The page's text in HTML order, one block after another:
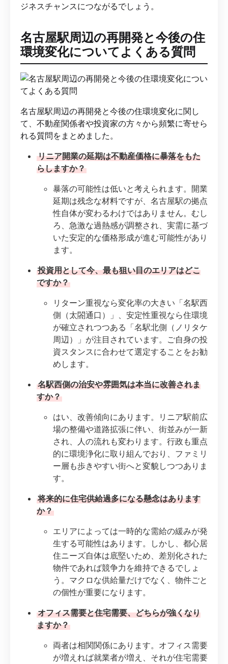
ジネスチャンスにつながるでしょう。
名古屋駅周辺の再開発と今後の住
環境変化についてよくある質問
名古屋駅周辺の再開発と今後の住環境変化に関し
て、不動産関係者や投資家の方々から頻繁に寄せら
れる質問をまとめました。
リニア開業の延期は不動産価格に暴落をもた
らしますか？
暴落の可能性は低いと考えられます。開業
延期は残念な材料ですが、名古屋駅の拠点
性自体が変わるわけではありません。むし
ろ、急激な過熱感が調整され、実需に基づ
いた安定的な価格形成が進む可能性があり
ます。
投資用として今、最も狙い目のエリアはどこ
ですか？
リターン重視なら変化率の大きい「名駅西
側（太閤通口）」、安定性重視なら住環境
が確立されつつある「名駅北側（ノリタケ
周辺）」が注目されています。ご自身の投
資スタンスに合わせて選定することをお勧
めします。
名駅西側の治安や雰囲気は本当に改善されま
すか？
はい、改善傾向にあります。リニア駅前広
場の整備や道路拡張に伴い、街並みが一新
され、人の流れも変わります。行政も重点
的に環境浄化に取り組んでおり、ファミリ
ー層も歩きやすい街へと変貌しつつありま
す。
将来的に住宅供給過多になる懸念はあります
か？
エリアによっては一時的な需給の緩みが発
生する可能性はあります。しかし、都心居
住ニーズ自体は底堅いため、差別化された
物件であれば競争力を維持できるでしょ
う。マクロな供給量だけでなく、物件ごと
の個性が重要になります。
オフィス需要と住宅需要、どちらが強くなり
ますか？
両者は相関関係にあります。オフィス需要
が増えれば就業者が増え、それが住宅需要